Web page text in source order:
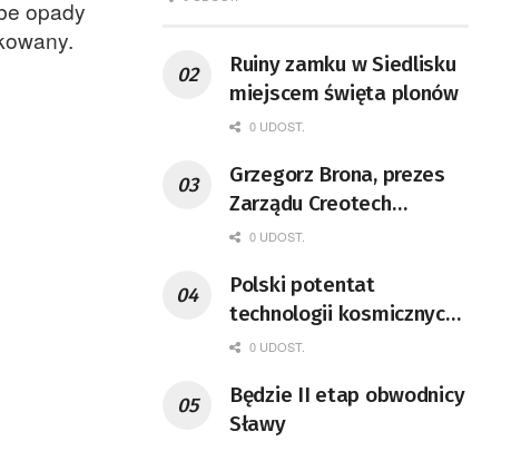
opady
Ruiny zamku w Siedlisku
miejscem święta plonów
0 UDOST.
Grzegorz Brona, prezes
Zarządu Creotech
Instruments S.A. Fizyk,
pracownik CERN w
Genewie, przedsiębiorca i
nauczyciel akademicki,
fizycznych, koordynator
Rady Sektorowej ds.
0 UDOST.
Polski potentat
technologii kosmicznych
wprowadzi się do Zielonej
0 UDOST.
Będzie II etap obwodnicy
Sławy